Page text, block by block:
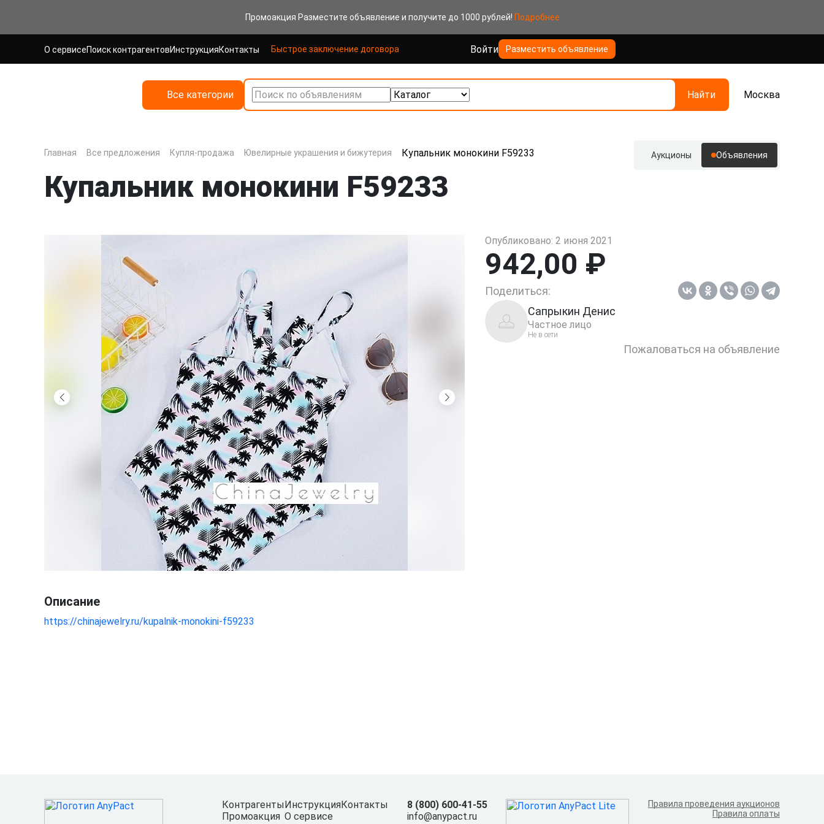
Промоакция Разместите объявление и получите до 1000 рублей! Подробнее
О сервисеПоиск контрагентовИнструкцияКонтакты Быстрое заключение договора Войти Разместить объявление
Все категории Поиск по объявлениям Найти Москва
Главная Все предложения Купля-продажа Ювелирные украшения и бижутерия Купальник монокини F59233 Аукционы Объявления
Купальник монокини F59233
Опубликовано: 2 июня 2021
942,00 ₽
Поделиться:
Сапрыкин Денис
Частное лицо
Не в сети
Пожаловаться на объявление
Описание
https://chinajewelry.ru/kupalnik-monokini-f59233
Контрагенты
Промоакция
Инструкция
О сервисе
Контакты
8 (800) 600-41-55
info@anypact.ru
Правила проведения аукционов
Правила оплаты